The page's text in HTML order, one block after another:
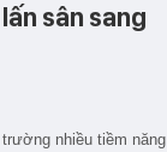
sân sang
nhiều tiềm năng